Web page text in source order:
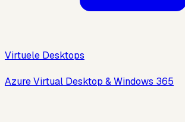
Virtuele Desktops
Azure Virtual Desktop & Windows 365